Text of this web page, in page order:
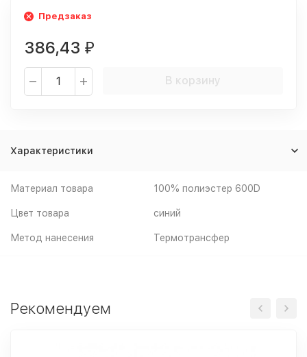
Предзаказ
386,43 ₽
В корзину
Характеристики
Материал товара 100% полиэстер 600D
Цвет товара синий
Метод нанесения Термотрансфер
Рекомендуем